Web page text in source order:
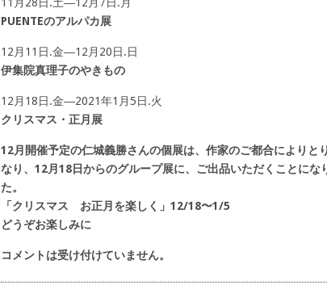
PUENTEのアルパカ展
12月11日.金―12月20日.日
伊集院真理子のやきもの
12月18日.金―2021年1月5日.火
クリスマス・正月展
12月開催予定の仁城義勝さんの個展は、作家のご都合によりと
なり、12月18日からのグループ展に、ご出品いただくことにな
た。
「クリスマス お正月を楽しく」12/18〜1/5
どうぞお楽しみに
コメントは受け付けていません。